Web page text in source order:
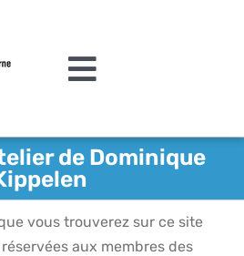
Toggle
de Dominique
vous trouverez sur ce site
aux membres des